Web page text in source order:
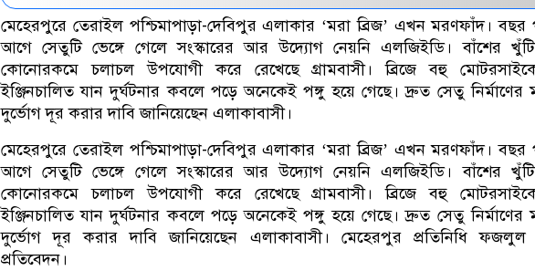
মেহেরপুরে তেরাইল পশ্চিমাপাড়া-দেবিপুর এলাকার ‘মরা ব্রিজ’ এখন মরণফাঁদ। বছর
আগে সেতুটি ভেঙ্গে গেলে সংস্কারের আর উদ্যোগ নেয়নি এলজিইডি। বাঁশের
কোনোরকমে চলাচল উপযোগী করে রেখেছে গ্রামবাসী। ব্রিজে বহু
ইঞ্জিনচালিত যান দুর্ঘটনার কবলে পড়ে অনেকেই পঙ্গু হয়ে গেছে। দ্রুত সেতু নির্মাণের
দুর্ভোগ দূর করার দাবি জানিয়েছেন এলাকাবাসী।
মেহেরপুরে তেরাইল পশ্চিমাপাড়া-দেবিপুর এলাকার ‘মরা ব্রিজ’ এখন মরণফাঁদ। বছর
আগে সেতুটি ভেঙ্গে গেলে সংস্কারের আর উদ্যোগ নেয়নি এলজিইডি। বাঁশের
কোনোরকমে চলাচল উপযোগী করে রেখেছে গ্রামবাসী। ব্রিজে বহু
ইঞ্জিনচালিত যান দুর্ঘটনার কবলে পড়ে অনেকেই পঙ্গু হয়ে গেছে। দ্রুত সেতু নির্মাণের
দুর্ভোগ দূর করার দাবি জানিয়েছেন এলাকাবাসী। মেহেরপুর প্রতিনিধি
প্রতিবেদন।